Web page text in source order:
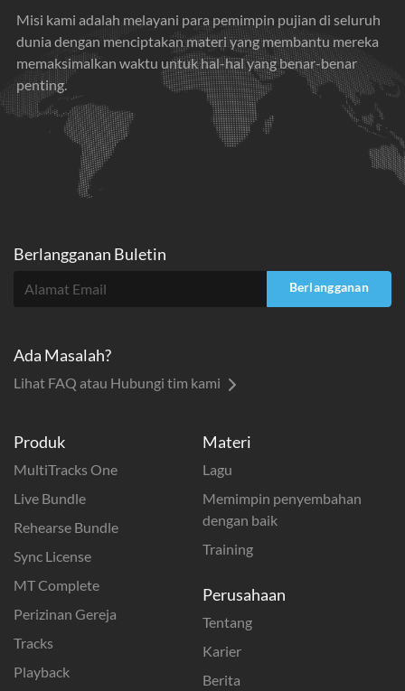
Misi kami adalah melayani para pemimpin pujian di seluruh
dunia dengan menciptakan materi yang membantu mereka
memaksimalkan waktu untuk hal-hal yang benar-benar
penting.
Produk
MultiTracks One
Live Bundle
Rehearse Bundle
Sync License
MT Complete
Perizinan Gereja
Tracks
Playback
Materi
Lagu
Memimpin penyembahan
dengan baik
Training
Perusahaan
Tentang
Karier
Berita
Berlangganan Buletin
Berlangganan
Ada Masalah?
Lihat FAQ atau Hubungi tim kami